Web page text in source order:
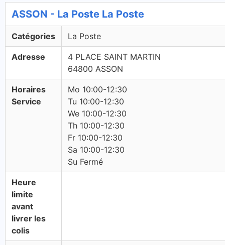
ASSON - La Poste La Poste
Catégories La Poste
Adresse
4 PLACE SAINT MARTIN
64800 ASSON
Horaires
Service
Mo 10:00-12:30
Tu 10:00-12:30
We 10:00-12:30
Th 10:00-12:30
Fr 10:00-12:30
Sa 10:00-12:30
Su Fermé
Heure
limite
avant
livrer les
colis